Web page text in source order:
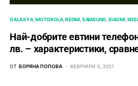
GALAXY A MOTOROLA REDMI SAMSUNG XIAOMI
Най-добрите евтини
лв. – характeристики,
ОТ БОРЯНА ПОПОВА ФЕВРУАРИ 5, 2021